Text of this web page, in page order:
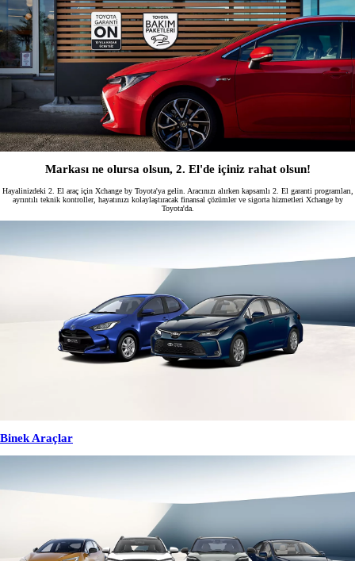
Markası ne olursa olsun, 2. El'de içiniz rahat olsun!
Hayalinizdeki 2. El araç için Xchange by Toyota'ya gelin. Aracınızı alırken kapsamlı 2. El garanti programları,
ayrıntılı teknik kontroller, hayatınızı kolaylaştıracak finansal çözümler ve sigorta hizmetleri Xchange by
Toyota'da.
Binek Araçlar